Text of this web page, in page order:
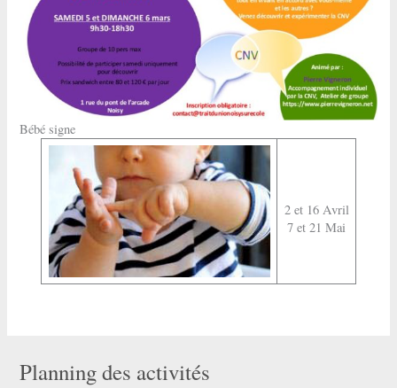
Bébé signe
2 et 16 Avril
7 et 21 Mai
Planning des activités